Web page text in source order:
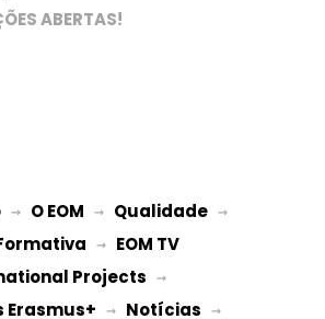
ABERTAS!
→ O EOM → Qualidade
→ EOM TV
Projects
Erasmus+ → Notícias